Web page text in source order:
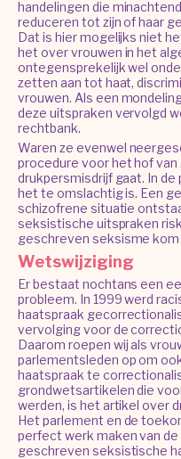
handelingen die
reduceren tot zijn of haar
Dat is hier mogelijks niet
het over vrouwen in het
ontegensprekelijk wel
zetten aan tot haat,
vrouwen. Als een
deze uitspraken vervolgd
rechtbank.
Waren ze evenwel
procedure voor het hof
drukpersmisdrijf gaat. In
het te omslachtig is. Een
schizofrene situatie
seksistische uitspraken
geschreven seksisme kom
Wetswijziging
Er bestaat nochtans een
probleem. In 1999 werd
haatspraak
vervolging voor de
Daarom roepen wij als
parlementsleden op om
haatspraak te
grondwetsartikelen die
werden, is het artikel over
Het parlement en de
perfect werk maken van
geschreven seksistische